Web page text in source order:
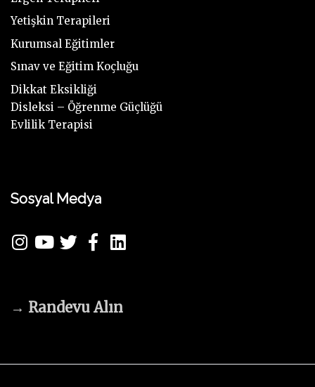
Yetişkin Terapileri
Kurumsal Eğitimler
Sınav ve Eğitim Koçluğu
Dikkat Eksikliği
Disleksi – Öğrenme Güçlüğü
Evlilik Terapisi
Sosyal Medya
→ Randevu Alın